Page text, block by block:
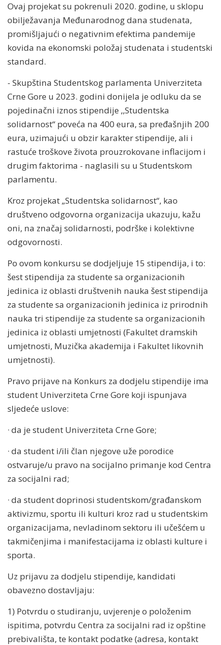
Ovaj projekat su pokrenuli 2020. godine, u sklopu
obilježavanja Međunarodnog dana studenata,
promišljajući o negativnim efektima pandemije
kovida na ekonomski položaj studenata i studentski
standard.
- Skupština Studentskog parlamenta Univerziteta
Crne Gore u 2023. godini donijela je odluku da se
pojedinačni iznos stipendije ,,Studentska
solidarnost“ poveća na 400 eura, sa pređašnjih 200
eura, uzimajući u obzir karakter stipendije, ali i
rastuće troškove života prouzrokovane inflacijom i
drugim faktorima - naglasili su u Studentskom
parlamentu.
Kroz projekat „Studentska solidarnost“, kao
društveno odgovorna organizacija ukazuju, kažu
oni, na značaj solidarnosti, podrške i kolektivne
odgovornosti.
Po ovom konkursu se dodjeljuje 15 stipendija, i to:
šest stipendija za studente sa organizacionih
jedinica iz oblasti društvenih nauka šest stipendija
za studente sa organizacionih jedinica iz prirodnih
nauka tri stipendije za studente sa organizacionih
jedinica iz oblasti umjetnosti (Fakultet dramskih
umjetnosti, Muzička akademija i Fakultet likovnih
umjetnosti).
Pravo prijave na Konkurs za dodjelu stipendije ima
student Univerziteta Crne Gore koji ispunjava
sljedeće uslove:
· da je student Univerziteta Crne Gore;
· da student i/ili član njegove uže porodice
ostvaruje/u pravo na socijalno primanje kod Centra
za socijalni rad;
· da student doprinosi studentskom/građanskom
aktivizmu, sportu ili kulturi kroz rad u studentskim
organizacijama, nevladinom sektoru ili učešćem u
takmičenjima i manifestacijama iz oblasti kulture i
sporta.
Uz prijavu za dodjelu stipendije, kandidati
obavezno dostavljaju:
1) Potvrdu o studiranju, uvjerenje o položenim
ispitima, potvrdu Centra za socijalni rad iz opštine
prebivališta, te kontakt podatke (adresa, kontakt